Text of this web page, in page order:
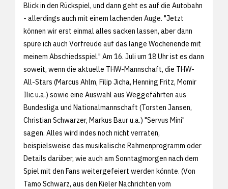
Blick in den Rückspiel, und dann geht es auf die Autobahn
- allerdings auch mit einem lachenden Auge. "Jetzt
können wir erst einmal alles sacken lassen, aber dann
spüre ich auch Vorfreude auf das lange Wochenende mit
meinem Abschiedsspiel." Am 16. Juli um 18 Uhr ist es dann
soweit, wenn die aktuelle THW-Mannschaft, die THW-
All-Stars (Marcus Ahlm, Filip Jicha, Henning Fritz, Momir
Ilic u.a.) sowie eine Auswahl aus Weggefährten aus
Bundesliga und Nationalmannschaft (Torsten Jansen,
Christian Schwarzer, Markus Baur u.a.) "Servus Mini"
sagen. Alles wird indes noch nicht verraten,
beispielsweise das musikalische Rahmenprogramm oder
Details darüber, wie auch am Sonntagmorgen nach dem
Spiel mit den Fans weitergefeiert werden könnte. (Von
Tamo Schwarz, aus den Kieler Nachrichten vom